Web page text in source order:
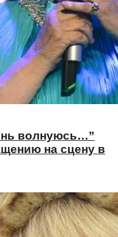
волнуюсь…”
на сцену в